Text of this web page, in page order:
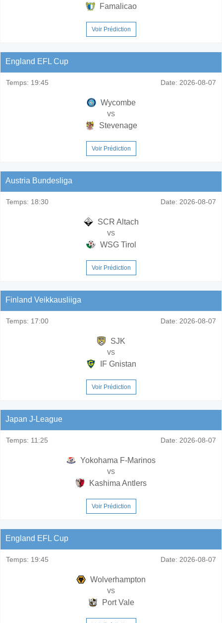
Famalicao
Voir Prédiction
England EFL Cup
Temps: 19:45 Date: 2026-08-07
Wycombe
vs
Stevenage
Voir Prédiction
Austria Bundesliga
Temps: 18:30 Date: 2026-08-07
SCR Altach
vs
WSG Tirol
Voir Prédiction
Finland Veikkausliiga
Temps: 17:00 Date: 2026-08-07
SJK
vs
IF Gnistan
Voir Prédiction
Japan J-League
Temps: 11:25 Date: 2026-08-07
Yokohama F-Marinos
vs
Kashima Antlers
Voir Prédiction
England EFL Cup
Temps: 19:45 Date: 2026-08-07
Wolverhampton
vs
Port Vale